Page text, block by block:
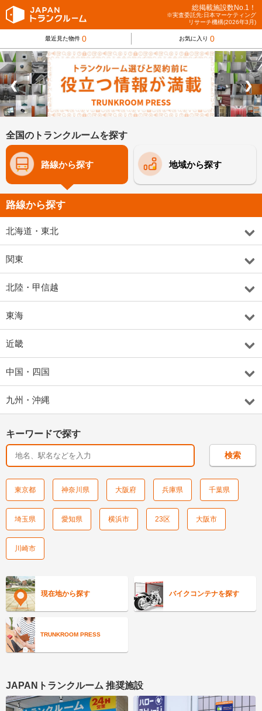
総掲載施設数No.1！
※実査委託先:日本マーケティング
リサーチ機構(2026年3月)
最近見た物件 0 お気に入り 0
❮ ❯
全国のトランクルームを探す
路線から探す 地域から探す
路線から探す
北海道・東北
関東
北陸・甲信越
東海
近畿
中国・四国
九州・沖縄
キーワードで探す
東京都 神奈川県 大阪府 兵庫県 千葉県
埼玉県 愛知県 横浜市 23区 大阪市
川崎市
現在地から探す バイクコンテナを探す
TRUNKROOM PRESS
JAPANトランクルーム 推奨施設